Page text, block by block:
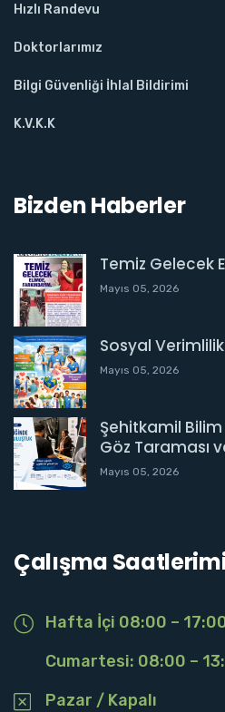
Hızlı Randevu
Doktorlarımız
Bilgi Güvenliği İhlal Bildirimi
K.V.K.K
Bizden Haberler
Temiz Gelecek
Mayıs 05, 2026
Sosyal
Mayıs 05, 2026
Şehitkamil Bilim
Göz Taraması
Mayıs 05, 2026
Çalışma
Hafta İçi 08:00 –
Cumartesi: 08:00 –
Pazar / Kapalı